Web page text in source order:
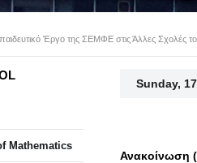
Έργο της ΣΕΜΦΕ στις Άλλες Σχολές
Sunday,
Ανακοίνωση
Mathematics